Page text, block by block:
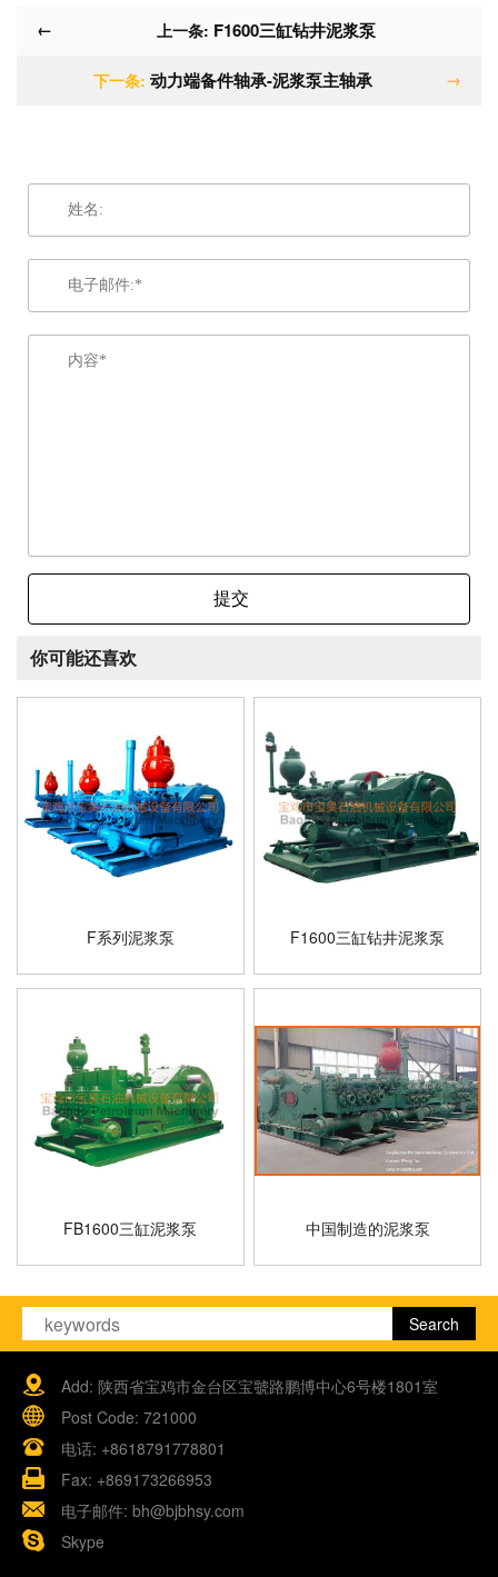
← 上一条: F1600三缸钻井泥浆泵
下一条: 动力端备件轴承-泥浆泵主轴承 →
提交
你可能还喜欢
F系列泥浆泵 F1600三缸钻井泥浆泵
FB1600三缸泥浆泵 中国制造的泥浆泵
Add: 陕西省宝鸡市金台区宝虢路鹏博中心6号楼1801室
Post Code: 721000
电话: +8618791778801
Fax: +869173266953
电子邮件: bh@bjbhsy.com
Skype